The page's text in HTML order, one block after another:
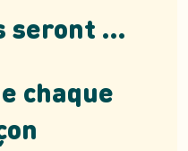
seront …
chaque